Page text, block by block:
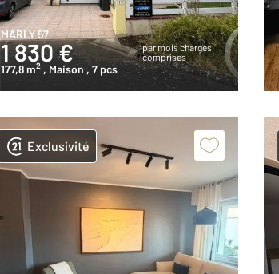
MARLY 57
1 830 €
par mois charges
comprises
177,8 m2 , Maison , 7 pcs
Exclusivité